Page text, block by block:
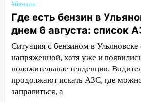
#бензин
Где есть бензин в
днем 6 августа: список
Ситуация с бензином в Ульяновске
напряженной, хотя уже и
положительные тенденции.
продолжают искать АЗС, где
заправиться, а